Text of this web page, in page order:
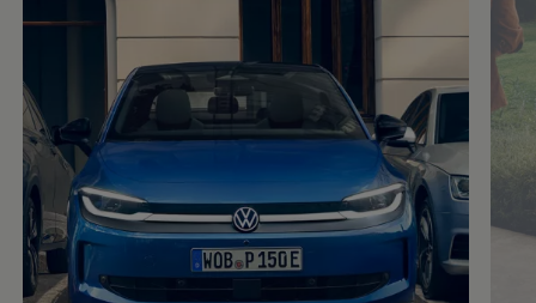
Volkswagen Kundenbetreuung
Assistenzsysteme
Digitale Betriebsanleitung
Live Beratung
Magazin
Transport
Familie
Elektromobilität
Volkswagen R
Pannen- und Unfallhilfe
Volkswagen Kundenbetreuung